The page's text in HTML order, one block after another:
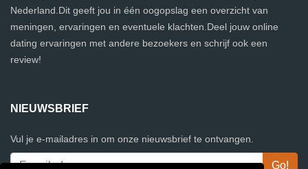
Nederland.Dit geeft jou in één oogopslag een overzicht van
meningen, ervaringen en eventuele klachten.Deel jouw online
dating ervaringen met andere bezoekers en schrijf ook een
review!
NIEUWSBRIEF
Vul je e-mailadres in om onze nieuwsbrief te ontvangen.